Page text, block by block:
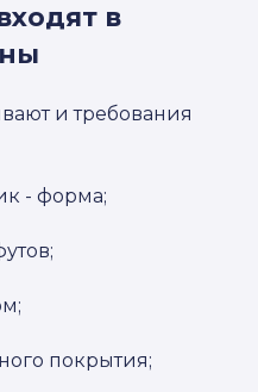
в
и требования
- форма;
покрытия;